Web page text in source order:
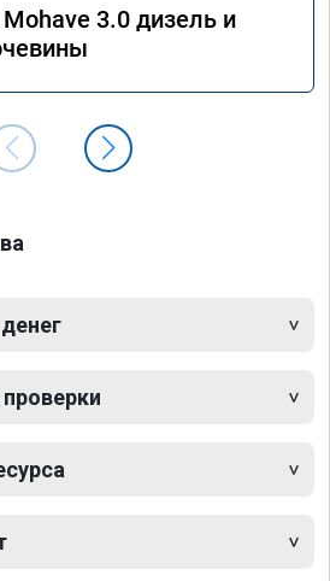
3.0 дизель и